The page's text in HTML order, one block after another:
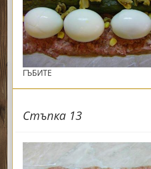
ГЪБИТЕ
Стъпка 13